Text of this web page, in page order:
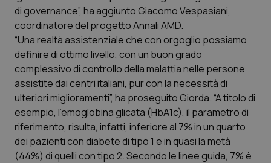
Sardegna
Sicilia
Toscana
Umbria
Valle D’Aosta
Malattia di Crohn & Rettocolite Ulcerosa
Neuroscienze & patologie neurodegenerative
Obesità
Oftalmologia
Oncodermatologia
di governance”, ha aggiunto Giacomo Vespasiani,
coordinatore del progetto Annali AMD.
“Una realtà assistenziale che con orgoglio possiamo
definire di ottimo livello, con un buon grado
complessivo di controllo della malattia nelle persone
assistite dai centri italiani, pur con la necessità di
ulteriori miglioramenti”, ha proseguito Giorda. “A titolo di
esempio, l’emoglobina glicata (HbA1c), il parametro di
riferimento, risulta, infatti, inferiore al 7% in un quarto
dei pazienti con diabete di tipo 1 e in quasi la metà
(44%) di quelli con tipo 2. Secondo le linee guida, 7% è